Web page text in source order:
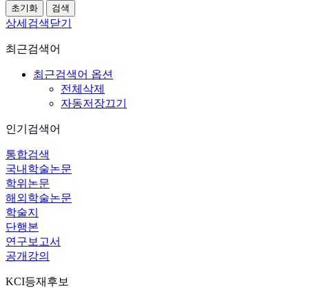
상세검색닫기
최근검색어
최근검색어 옵션
전체삭제
자동저장끄기
인기검색어
통합검색
국내학술논문
학위논문
해외학술논문
학술지
단행본
연구보고서
공개강의
KCI등재후보